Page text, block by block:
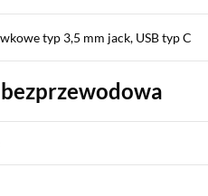
typ 3,5 mm jack, USB typ C